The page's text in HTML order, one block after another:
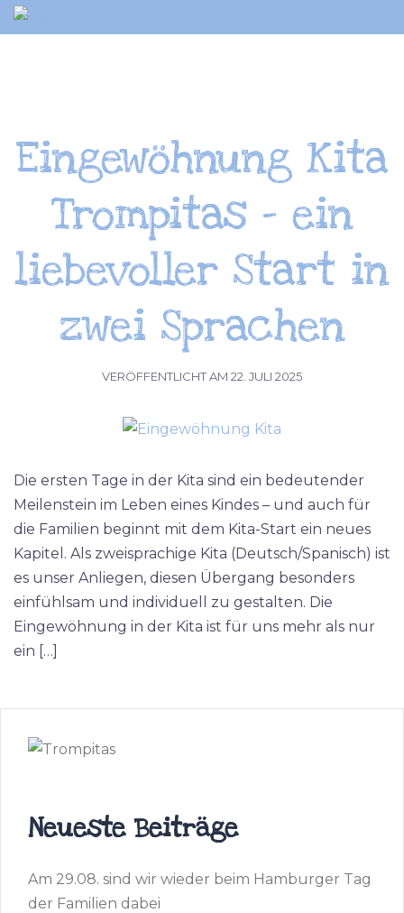
Springe
zum
Eingewöhnung Kita
Trompitas – ein
liebevoller Start in
zwei Sprachen
VERÖFFENTLICHT AM 22. JULI 2025
Die ersten Tage in der Kita sind ein bedeutender
Meilenstein im Leben eines Kindes – und auch für
die Familien beginnt mit dem Kita-Start ein neues
Kapitel. Als zweisprachige Kita (Deutsch/Spanisch) ist
es unser Anliegen, diesen Übergang besonders
einfühlsam und individuell zu gestalten. Die
Eingewöhnung in der Kita ist für uns mehr als nur
ein […]
Neueste Beiträge
Am 29.08. sind wir wieder beim Hamburger Tag
der Familien dabei